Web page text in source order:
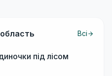
Всі
під лісом